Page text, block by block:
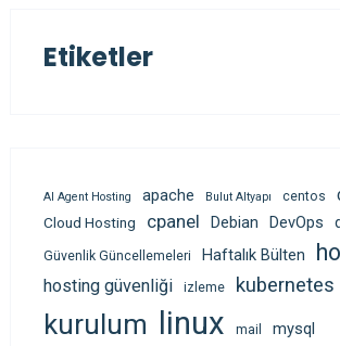
Etiketler
AI Agent Hosting apache Bulut Altyapı centos
Cloud Hosting cpanel Debian DevOps
Güvenlik Güncellemeleri Haftalık Bülten
hosting güvenliği izleme kubernetes
kurulum linux mail mysql